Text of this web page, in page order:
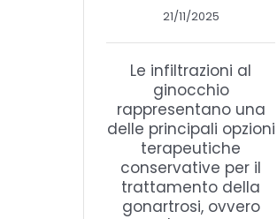
21/11/2025
Le infiltrazioni al
ginocchio
rappresentano una
delle principali opzioni
terapeutiche
conservative per il
trattamento della
gonartrosi, ovvero